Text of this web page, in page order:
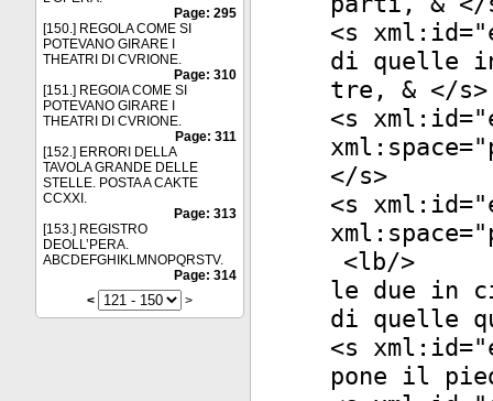
Page: 295
[150.] REGOLA COME SI
POTEVANO GIRARE I
THEATRI DI CVRIONE.
Page: 310
[151.] REGOIA COME SI
POTEVANO GIRARE I
THEATRI DI CVRIONE.
Page: 311
[152.] ERRORI DELLA
TAVOLA GRANDE DELLE
STELLE. POSTA A CAKTE
CCXXI.
Page: 313
[153.] REGISTRO
DEOLL’PERA.
ABCDEFGHIKLMNOPQRSTV.
Page: 314
<
>
<s xml:id="
di quelle
tre, & </s>
<s xml:id="
xml:space="
</s>
<s xml:id="
xml:space="
<lb/>
le due in
di quelle
<s xml:id="
pone il